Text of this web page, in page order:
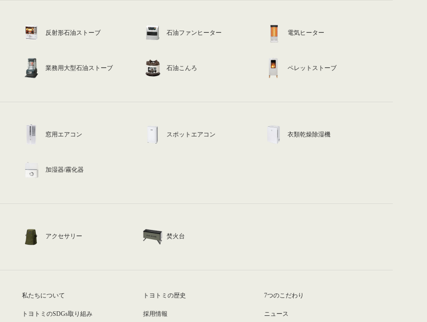
反射形石油ストーブ 石油ファンヒーター 電気ヒーター
業務用大型石油ストーブ 石油こんろ ペレットストーブ
窓用エアコン スポットエアコン 衣類乾燥除湿機
加湿器/霧化器
アクセサリー 焚火台
私たちについて トヨトミの歴史 7つのこだわり
トヨトミのSDGs取り組み 採用情報 ニュース